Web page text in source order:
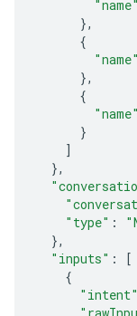
"name"
},
{
"name"
},
{
"name"
}
]
},
"type" :
},
"inputs" :
[
{
"intent"